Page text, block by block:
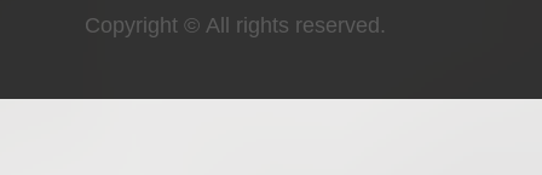
Copyright © All rights reserved.